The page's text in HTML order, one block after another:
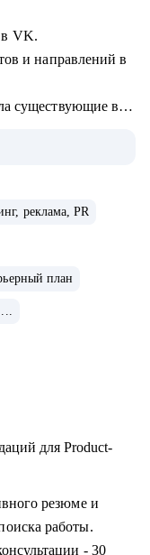
в VK.
и направлений в
существующие в
план роста.
и самой работе.
продукта, помочь
(маркетинг,
реклама, PR
план
...
для Product-
резюме и
работы.
- 30